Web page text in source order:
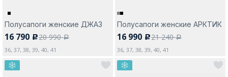
Полусапоги женские ДЖАЗ
16 790 c20 990a
36, 37, 38, 39, 40, 41
Полусапоги женские АРКТИК
16 990 c21 240a
36, 37, 38, 39, 40, 41